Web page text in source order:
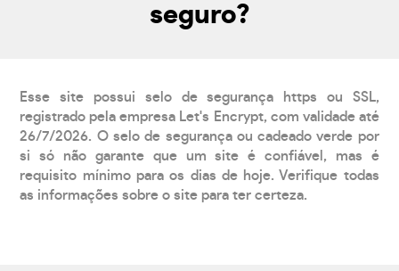
seguro?
Esse site possui selo de segurança https ou SSL,
registrado pela empresa Let's Encrypt, com validade até
26/7/2026. O selo de segurança ou cadeado verde por
si só não garante que um site é confiável, mas é
requisito mínimo para os dias de hoje. Verifique todas
as informações sobre o site para ter certeza.